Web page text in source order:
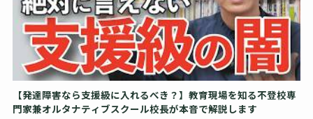
【発達障害なら支援級に入れるべき？】教育現場を知る不登校専
門家兼オルタナティブスクール校長が本音で解説します